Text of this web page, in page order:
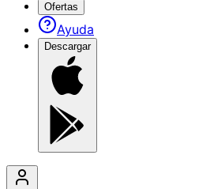
Ofertas
Ayuda
Descargar